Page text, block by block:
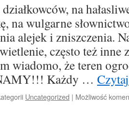
na
na wulgarne
alejek i zniszczenia.
często też inne
wiadomo, że teren
Każdy …
Uncategorized | Możliwość